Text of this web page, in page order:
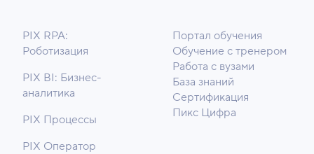
PIX RPA:
Роботизация
PIX BI: Бизнес-
аналитика
PIX Процессы
PIX Оператор
Портал обучения
Обучение с тренером
Работа с вузами
База знаний
Сертификация
Пикс Цифра